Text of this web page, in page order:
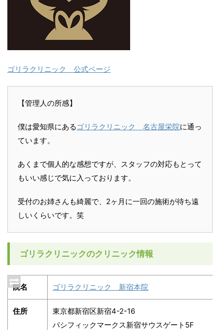
ゴリラクリニック 公式ページ
【管理人の所感】
僕は愛知県にある ゴリラクリニック 名古屋栄院に通っ
ています。
あくまで個人的な感想ですが、スタッフの対応もとって
もいい感じで気に入っております。
受付のお姉さんも綺麗で、2ヶ月に一回の施術が待ち遠
しいくらいです。笑
ゴリラクリニックのクリニック情報
院名 ゴリラクリニック 新宿本院
住所
東京都新宿区新宿4-2-16
パシフィックマークス新宿サウスゲート5F